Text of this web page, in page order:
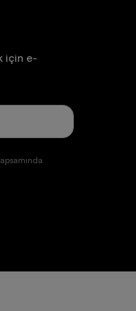
üretiliyor.
diğer
koşu
için e-